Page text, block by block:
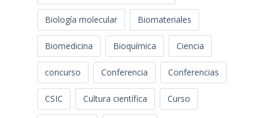
Biología molecular Biomateriales
Biomedicina Bioquímica Ciencia
concurso Conferencia Conferencias
CSIC Cultura científica Curso